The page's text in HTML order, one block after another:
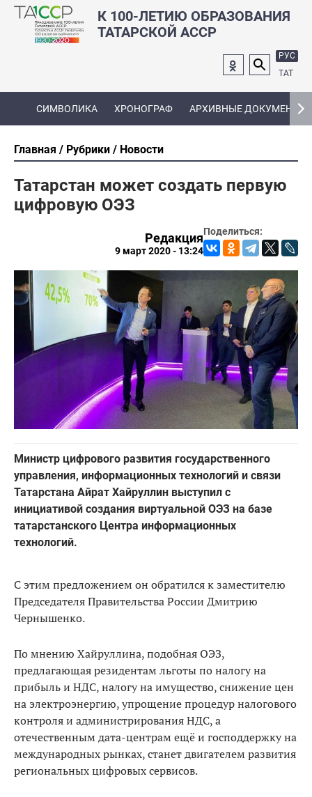
К 100-ЛЕТИЮ ОБРАЗОВАНИЯ
ТАТАРСКОЙ АССР
РУС
ТАТ
СИМВОЛИКА ХРОНОГРАФ АРХИВНЫЕ ДОКУМЕНТЫ
Главная Рубрики Новости
Татарстан может создать первую
цифровую ОЭЗ
Поделиться:
Редакция
9 март 2020 - 13:24
Министр цифрового развития государственного
управления, информационных технологий и связи
Татарстана Айрат Хайруллин выступил с
инициативой создания виртуальной ОЭЗ на базе
татарстанского Центра информационных
технологий.
С этим предложением он обратился к заместителю
Председателя Правительства России Дмитрию
Чернышенко.
По мнению Хайруллина, подобная ОЭЗ,
предлагающая резидентам льготы по налогу на
прибыль и НДС, налогу на имущество, снижение цен
на электроэнергию, упрощение процедур налогового
контроля и администрирования НДС, а
отечественным дата-центрам ещё и господдержку на
международных рынках, станет двигателем развития
региональных цифровых сервисов.